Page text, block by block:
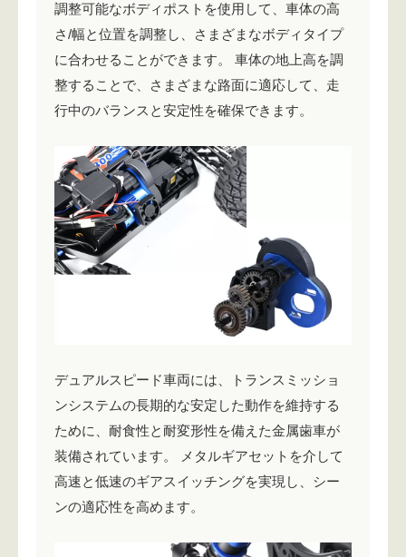
調整可能なボディポストを使用して、車体の高
さ/幅と位置を調整し、さまざまなボディタイプ
に合わせることができます。 車体の地上高を調
整することで、さまざまな路面に適応して、走
行中のバランスと安定性を確保できます。
デュアルスピード車両には、トランスミッショ
ンシステムの長期的な安定した動作を維持する
ために、耐食性と耐変形性を備えた金属歯車が
装備されています。 メタルギアセットを介して
高速と低速のギアスイッチングを実現し、シー
ンの適応性を高めます。